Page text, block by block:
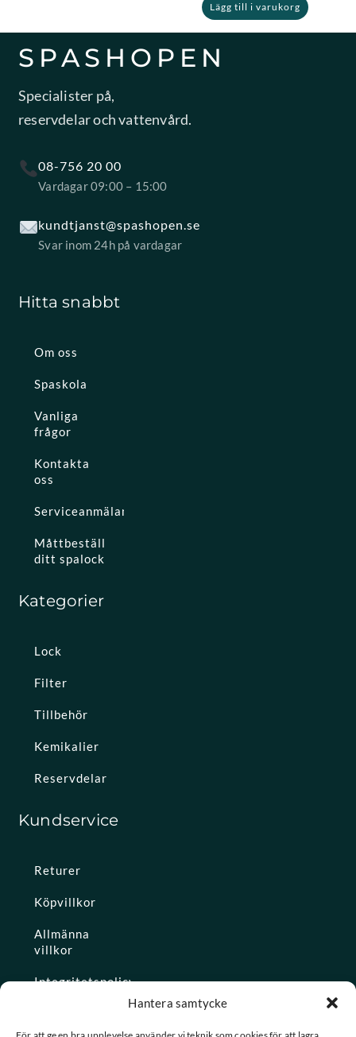
Hantera samtycke
Lägg till i varukorg
SPASHOPEN
Specialister på,
reservdelar och vattenvård.
08-756 20 00
Vardagar 09:00 – 15:00
kundtjanst@spashopen.se
Svar inom 24h på vardagar
Hitta snabbt
Om oss
Spaskola
Vanliga
frågor
Kontakta
oss
Serviceanmälan
Måttbeställ
ditt spalock
Kategorier
Lock
Filter
Tillbehör
Kemikalier
Reservdelar
Kundservice
Returer
Köpvillkor
Allmänna
villkor
Integritetspolicy